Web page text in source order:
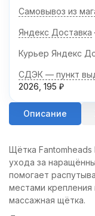
Самовывоз из
Яндекс Доставка
Курьер Яндекс
СДЭК — пункт
2026 195 ₽
Описание
Щётка
ухода за
помогает
местами
массажная щётка.